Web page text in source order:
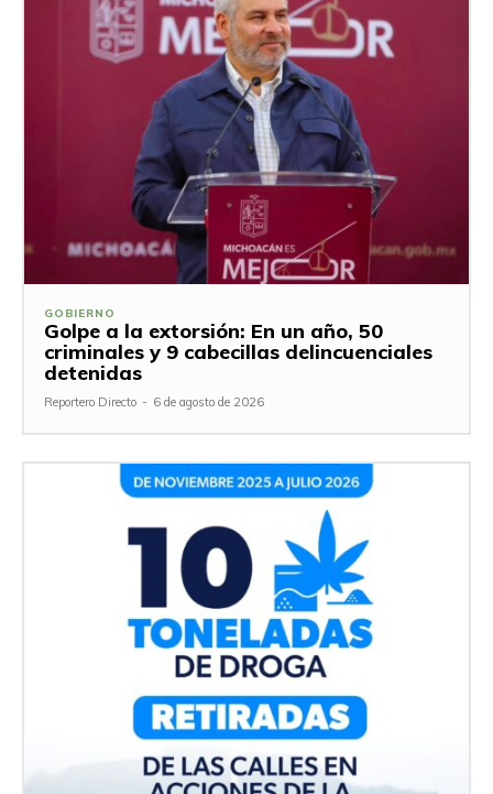
GOBIERNO
Golpe a la extorsión: En un año, 50
criminales y 9 cabecillas delincuenciales
detenidas
Reportero Directo - 6 de agosto de 2026